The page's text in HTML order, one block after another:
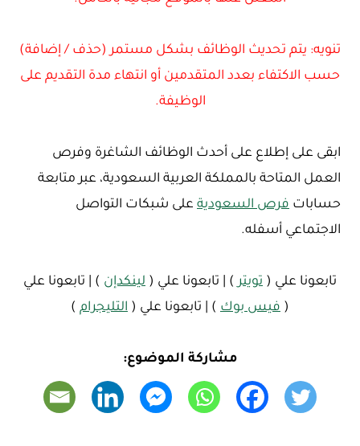
تنويه: يتم تحديث الوظائف بشكل مستمر (حذف / إضافة)
حسب الاكتفاء بعدد المتقدمين أو انتهاء مدة التقديم على
الوظيفة.
ابقى على إطلاع على أحدث الوظائف الشاغرة وفرص
العمل المتاحة بالمملكة العربية السعودية، عبر متابعة
حسابات فرص السعودية على شبكات التواصل
الاجتماعي أسفله.
تابعونا علي ( تويتر ) | تابعونا علي ( لينكدإن ) | تابعونا علي
( فيس بوك ) | تابعونا علي ( التليجرام )
مشاركة الموضوع: